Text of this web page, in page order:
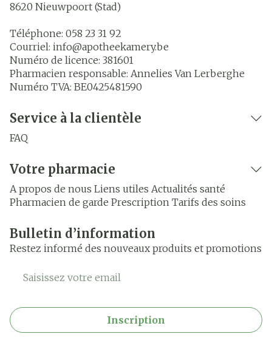
8620 Nieuwpoort (Stad)
Téléphone: 058 23 31 92
Courriel: info@apotheekamery.be
Numéro de licence: 381601
Pharmacien responsable: Annelies Van Lerberghe
Numéro TVA: BE0425481590
Service à la clientèle
FAQ
Votre pharmacie
A propos de nous Liens utiles Actualités santé
Pharmacien de garde Prescription Tarifs des soins
Bulletin d’information
Restez informé des nouveaux produits et promotions
Adresse mail
Inscription